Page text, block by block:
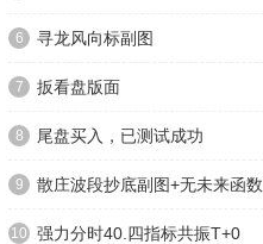
6 寻龙风向标副图
7 扳看盘版面
8 尾盘买入，已测试成功
9 散庄波段抄底副图+无未来函数
10 强力分时40.四指标共振T+0